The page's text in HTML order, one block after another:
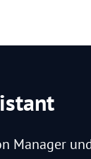
Manager